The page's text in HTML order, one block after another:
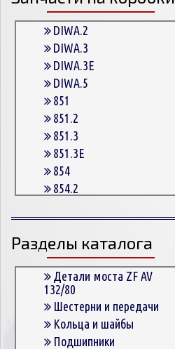
DIWA.2
DIWA.3
DIWA.3E
DIWA.5
851
851.2
851.3
851.3E
854
854.2
854.3
854.3E
854.5
863
863.3
863.3E
864.5
Разделы каталога
Детали моста ZF AV
132/80
Шестерни и передачи
Кольца и шайбы
Подшипники